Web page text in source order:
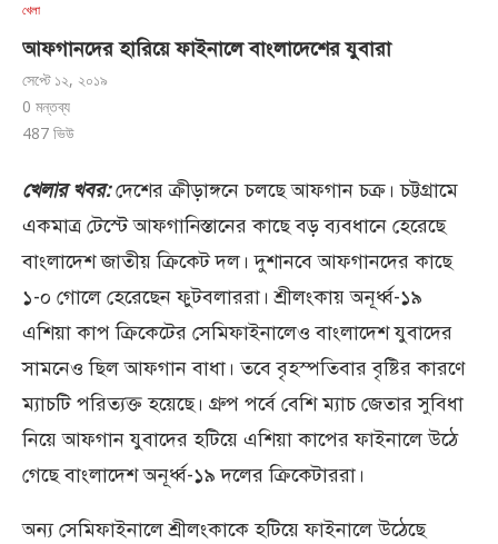
খেলা
আফগানদের হারিয়ে ফাইনালে বাংলাদেশের যুবারা
সেপ্টে ১২, ২০১৯
0 মন্তব্য
487 ভিউ
খেলার খবর:দেশের ক্রীড়াঙ্গনে চলছে আফগান চক্র। চট্টগ্রামে
একমাত্র টেস্টে আফগানিস্তানের কাছে বড় ব্যবধানে হেরেছে
বাংলাদেশ জাতীয় ক্রিকেট দল। দুশানবে আফগানদের কাছে
১-০ গোলে হেরেছেন ফুটবলাররা। শ্রীলংকায় অনূর্ধ্ব-১৯
এশিয়া কাপ ক্রিকেটের সেমিফাইনালেও বাংলাদেশ যুবাদের
সামনেও ছিল আফগান বাধা। তবে বৃহস্পতিবার বৃষ্টির কারণে
ম্যাচটি পরিত্যক্ত হয়েছে। গ্রুপ পর্বে বেশি ম্যাচ জেতার সুবিধা
নিয়ে আফগান যুবাদের হটিয়ে এশিয়া কাপের ফাইনালে উঠে
গেছে বাংলাদেশ অনূর্ধ্ব-১৯ দলের ক্রিকেটাররা।
অন্য সেমিফাইনালে শ্রীলংকাকে হটিয়ে ফাইনালে উঠেছে